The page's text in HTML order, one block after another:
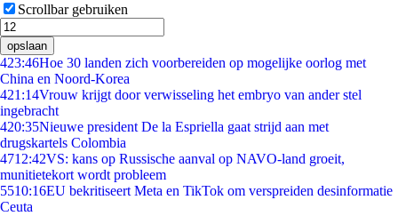
Scrollbar gebruiken
opslaan
423:46Hoe 30 landen zich voorbereiden op mogelijke oorlog met
China en Noord-Korea
421:14Vrouw krijgt door verwisseling het embryo van ander stel
ingebracht
420:35Nieuwe president De la Espriella gaat strijd aan met
drugskartels Colombia
4712:42VS: kans op Russische aanval op NAVO-land groeit,
munitietekort wordt probleem
5510:16EU bekritiseert Meta en TikTok om verspreiden desinformatie
Ceuta